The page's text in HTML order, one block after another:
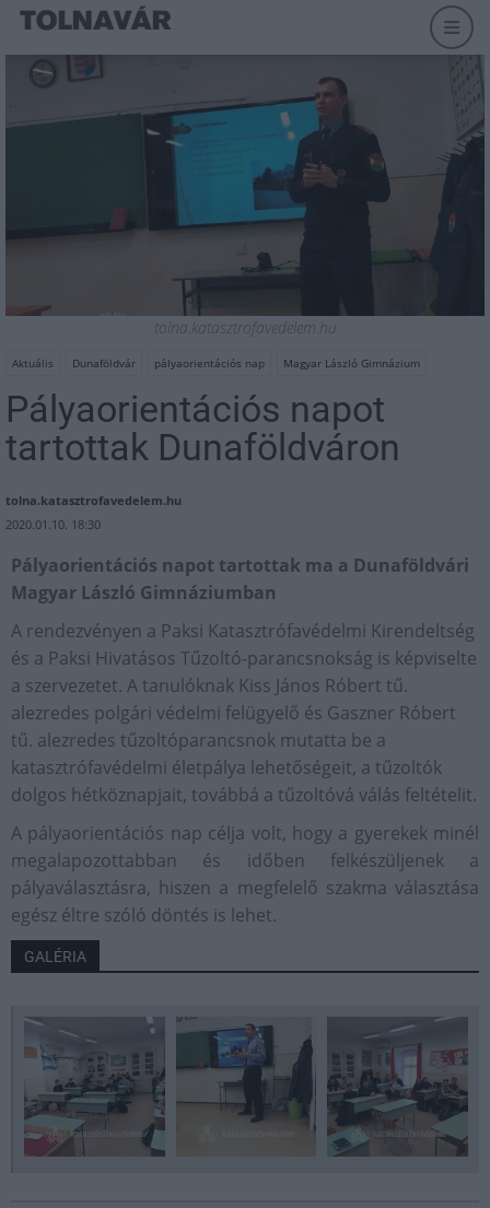
tolna.katasztrofavedelem.hu
Aktuális Dunaföldvár pályaorientációs nap Magyar László Gimnázium
Pályaorientációs napot
tartottak Dunaföldváron
tolna.katasztrofavedelem.hu
2020.01.10. 18:30
Pályaorientációs napot tartottak ma a Dunaföldvári
Magyar László Gimnáziumban
A rendezvényen a Paksi Katasztrófavédelmi Kirendeltség
és a Paksi Hivatásos Tűzoltó-parancsnokság is képviselte
a szervezetet. A tanulóknak Kiss János Róbert tű.
alezredes polgári védelmi felügyelő és Gaszner Róbert
tű. alezredes tűzoltóparancsnok mutatta be a
katasztrófavédelmi életpálya lehetőségeit, a tűzoltók
dolgos hétköznapjait, továbbá a tűzoltóvá válás feltételit.
A pályaorientációs nap célja volt, hogy a gyerekek minél
megalapozottabban és időben felkészüljenek a
pályaválasztásra, hiszen a megfelelő szakma választása
egész éltre szóló döntés is lehet.
GALÉRIA